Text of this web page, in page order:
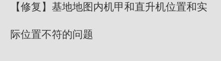
【修复】基地地图内机甲和直升机位置和实
际位置不符的问题